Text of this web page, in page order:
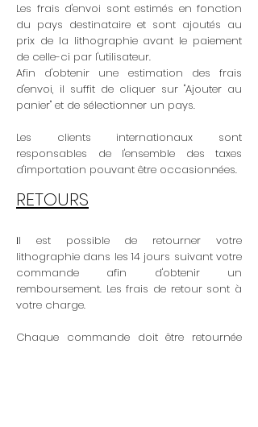
Les frais d'envoi sont estimés en fonction
du pays destinataire et sont ajoutés au
prix de la lithographie avant le paiement
de celle-ci par l'utilisateur.
Afin d'obtenir une estimation des frais
d'envoi, il suffit de cliquer sur "Ajouter au
panier" et de sélectionner un pays.
Les clients internationaux sont
responsables de l'ensemble des taxes
d'importation pouvant être occasionnées.
RETOURS
Il est possible de retourner votre
lithographie dans les 14 jours suivant votre
commande afin d'obtenir un
remboursement. Les frais de retour sont à
votre charge.
Chaque commande doit être retournée